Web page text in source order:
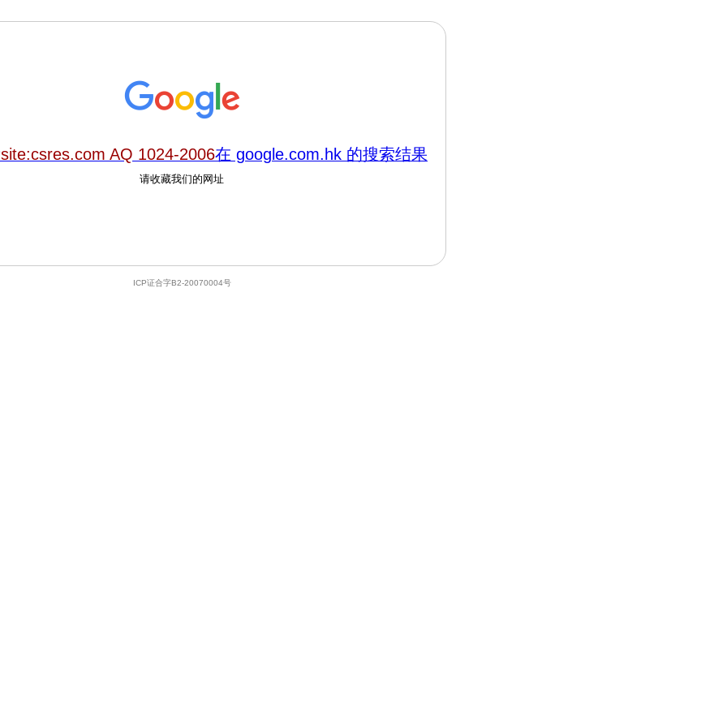
site:csres.com AQ 1024-2006在 google.com.hk 的搜索结果
请收藏我们的网址
ICP证合字B2-20070004号